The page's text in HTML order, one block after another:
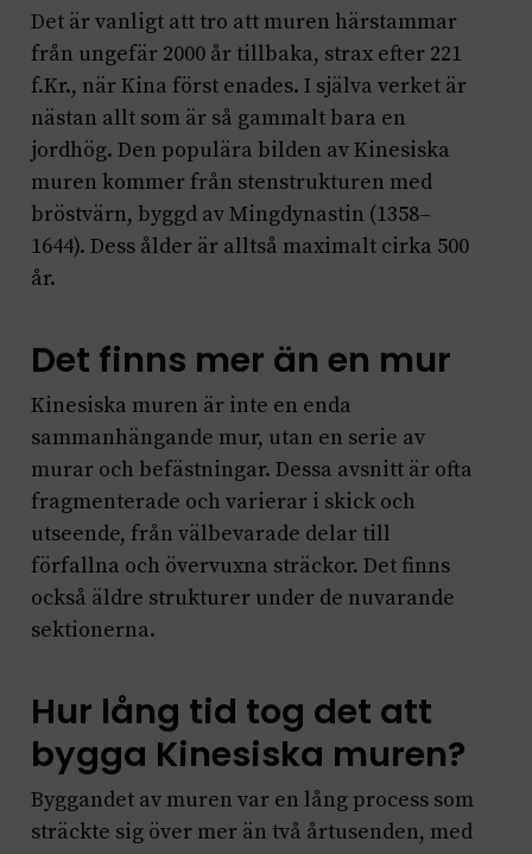
Det är vanligt att tro att muren härstammar
från ungefär 2000 år tillbaka, strax efter 221
f.Kr., när Kina först enades. I själva verket är
nästan allt som är så gammalt bara en
jordhög. Den populära bilden av Kinesiska
muren kommer från stenstrukturen med
bröstvärn, byggd av Mingdynastin (1358–
1644). Dess ålder är alltså maximalt cirka 500
år.
Det finns mer än en mur
Kinesiska muren är inte en enda
sammanhängande mur, utan en serie av
murar och befästningar. Dessa avsnitt är ofta
fragmenterade och varierar i skick och
utseende, från välbevarade delar till
förfallna och övervuxna sträckor. Det finns
också äldre strukturer under de nuvarande
sektionerna.
Hur lång tid tog det att
bygga Kinesiska muren?
Byggandet av muren var en lång process som
sträckte sig över mer än två årtusenden, med